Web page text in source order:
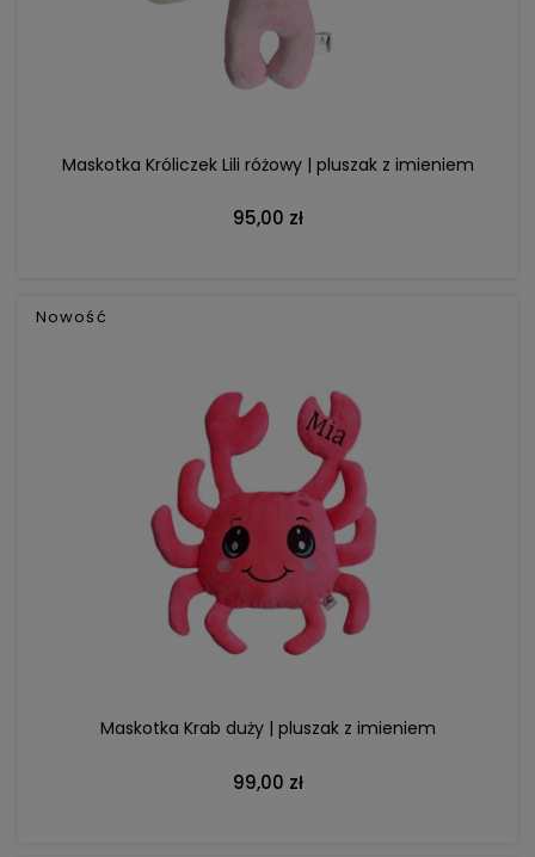
Maskotka Króliczek Lili różowy | pluszak z imieniem
95,00 zł
DO KOSZYKA
Maskotka Krab duży | pluszak z imieniem
99,00 zł
DO KOSZYKA
Nowość